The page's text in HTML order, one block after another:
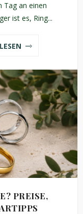
Tag an einen
ist es, Ring...
PREISE,